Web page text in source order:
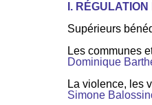
I.
Supérieurs
Les communes
Dominique
La violence, les
Simone